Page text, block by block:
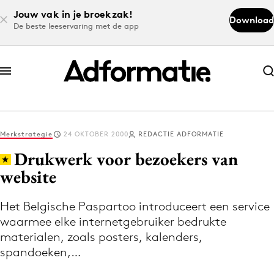
Jouw vak in je broekzak!
De beste leeservaring met de app
Download
Abonneer nu
Abonneer nu
Log in
Volg het laatste nieuws via de Adformatie
Nieuws app
Merkstrategie 24 OKTOBER 2000 REDACTIE ADFORMATIE
Drukwerk voor bezoekers van
website
Het Belgische Paspartoo introduceert een service
waarmee elke internetgebruiker bedrukte
materialen, zoals posters, kalenders,
spandoeken,…